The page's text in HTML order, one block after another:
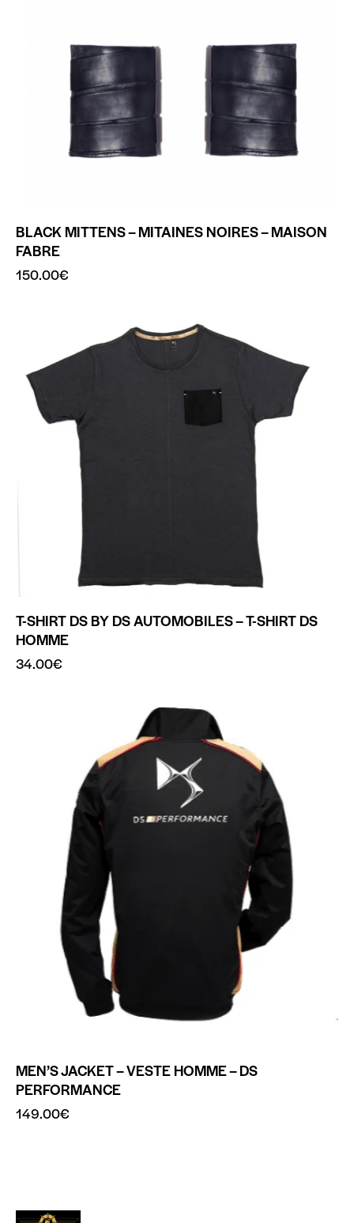
BLACK MITTENS – MITAINES NOIRES – MAISON
FABRE
150.00€
T-SHIRT DS BY DS AUTOMOBILES – T-SHIRT DS
HOMME
34.00€
MEN’S JACKET – VESTE HOMME – DS
PERFORMANCE
149.00€